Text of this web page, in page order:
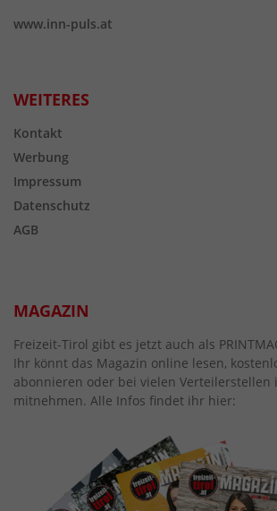
www.inn-puls.at
WEITERES
Kontakt
Werbung
Impressum
Datenschutz
AGB
MAGAZIN
Freizeit-Tirol gibt es jetzt auch als
Ihr könnt das Magazin online lesen,
abonnieren oder bei vielen Verteilerstellen
mitnehmen. Alle Infos findet ihr hier: